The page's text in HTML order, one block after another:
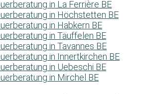
in La Ferrière BE
in Höchstetten BE
in Habkern BE
in Täuffelen BE
in Tavannes BE
in Innertkirchen BE
in Uebeschi BE
in Mirchel BE